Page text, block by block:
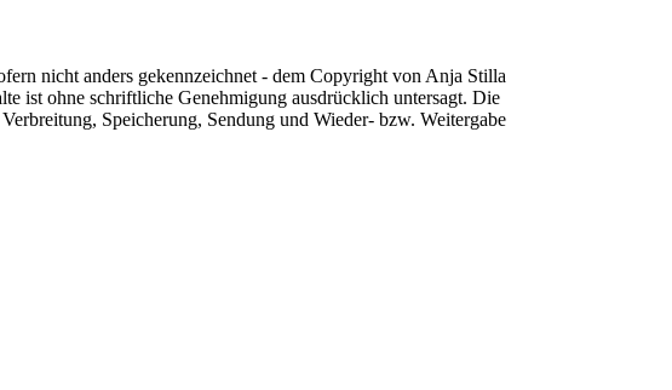
nicht anders gekennzeichnet - dem Copyright von Anja Stilla
ist ohne schriftliche Genehmigung ausdrücklich untersagt. Die
Speicherung, Sendung und Wieder- bzw. Weitergabe